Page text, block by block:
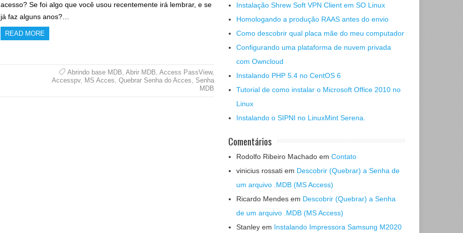
acesso? Se foi algo que você usou recentemente irá lembrar, e se
já faz alguns anos?…
READ MORE
Abrindo base MDB Abrir MDB Access PassView,
Accesspv, MS Acces Quebrar Senha do Acces
Senha
MDB
Instalação Shrew Soft VPN Client em SO Linux
Homologando a produção RAAS antes do envio
Como descobrir qual placa mãe do meu computador
Configurando uma plataforma de nuvem privada
com Owncloud
Instalando PHP 5.4 no CentOS 6
Tutorial de como instalar o Microsoft Office 2010 no
Linux
Instalando o SIPNI no LinuxMint Serena.
Comentários
Rodolfo Ribeiro Machado em Contato
vinicius rossati em Descobrir (Quebrar) a Senha de
um arquivo .MDB (MS Access)
Ricardo Mendes em Descobrir (Quebrar) a Senha
de um arquivo .MDB (MS Access)
Stanley em Instalando Impressora Samsung M2020